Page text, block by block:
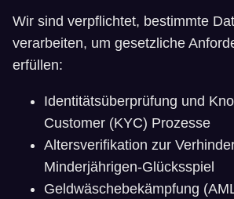
Wir sind verpflichtet, bestimmte
verarbeiten, um gesetzliche
erfüllen:
Identitätsüberprüfung und
Customer (KYC) Prozesse
Altersverifikation zur
Minderjährigen-Glücksspiel
Geldwäschebekämpfung